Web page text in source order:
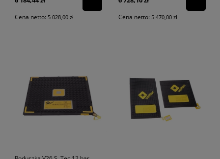
Cena netto: 5 028,00 zł Cena netto: 5 470,00 zł